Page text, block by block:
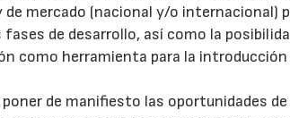
mercado (nacional y/o internacional)
de desarrollo, así como la
como herramienta para la introducción
de manifiesto las oportunidades